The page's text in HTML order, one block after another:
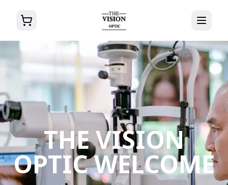
THE VISION
OPTIC WELCOME